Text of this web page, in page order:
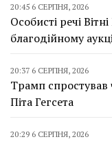
20:45 6 СЕРПНЯ, 2026
Особисті речі
благодійному
20:37 6 СЕРПНЯ, 2026
Трамп
Піта Гегсета
20:29 6 СЕРПНЯ, 2026